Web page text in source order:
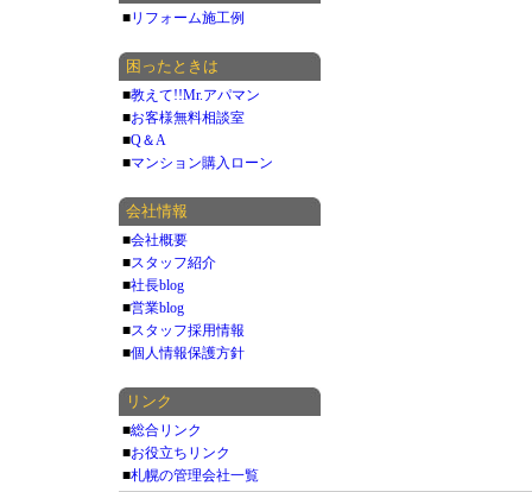
■リフォーム施工例
困ったときは
■教えて!!Mr.アパマン
■お客様無料相談室
■Q＆A
■マンション購入ローン
会社情報
■会社概要
■スタッフ紹介
■社長blog
■営業blog
■スタッフ採用情報
■個人情報保護方針
リンク
■総合リンク
■お役立ちリンク
■札幌の管理会社一覧